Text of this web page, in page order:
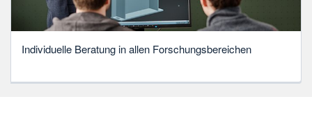
Individuelle Beratung in allen Forschungsbereichen